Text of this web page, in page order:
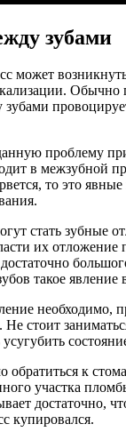
зубами
может
Обычно
проблему
в межзубной
то это
стать зубные
их отложение
такое явление
необходимо,
стоит
обратиться к
участка
достаточно,
купировался.